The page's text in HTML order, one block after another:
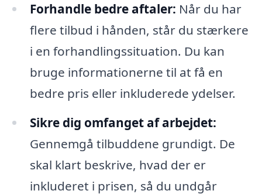
Forhandle bedre aftaler: Når du har
flere tilbud i hånden, står du stærkere
i en forhandlingssituation. Du kan
bruge informationerne til at få en
bedre pris eller inkluderede ydelser.
Sikre dig omfanget af arbejdet:
Gennemgå tilbuddene grundigt. De
skal klart beskrive, hvad der er
inkluderet i prisen, så du undgår